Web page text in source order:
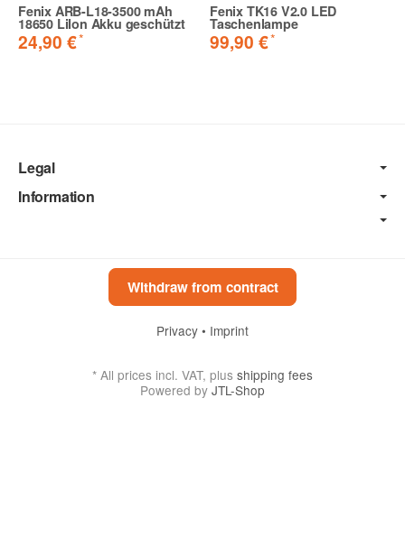
Fenix ARB-L18-3500 mAh
18650 LiIon Akku geschützt
24,90 €*
Fenix TK16 V2.0 LED
Taschenlampe
99,90 €*
Legal
Information
Withdraw from contract
Privacy • Imprint
* All prices incl. VAT, plus shipping fees
Powered by JTL-Shop